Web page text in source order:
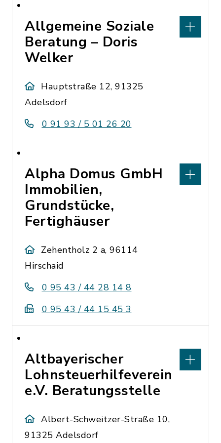
Allgemeine Soziale
Beratung – Doris
Welker
Hauptstraße 12, 91325
Adelsdorf
0 91 93 / 5 01 26 20
Alpha Domus GmbH
Immobilien,
Grundstücke,
Fertighäuser
Zehentholz 2 a, 96114
Hirschaid
0 95 43 / 44 28 14 8
0 95 43 / 44 15 45 3
Altbayerischer
Lohnsteuerhilfeverein
e.V. Beratungsstelle
Albert-Schweitzer-Straße 10,
91325 Adelsdorf